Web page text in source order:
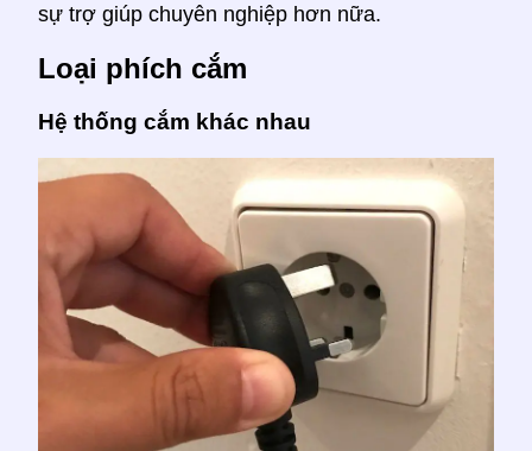
sự trợ giúp chuyên nghiệp hơn nữa.
Loại phích cắm
Hệ thống cắm khác nhau